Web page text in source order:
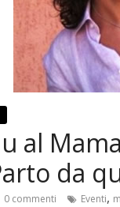
al
da
0 commenti Eventi,